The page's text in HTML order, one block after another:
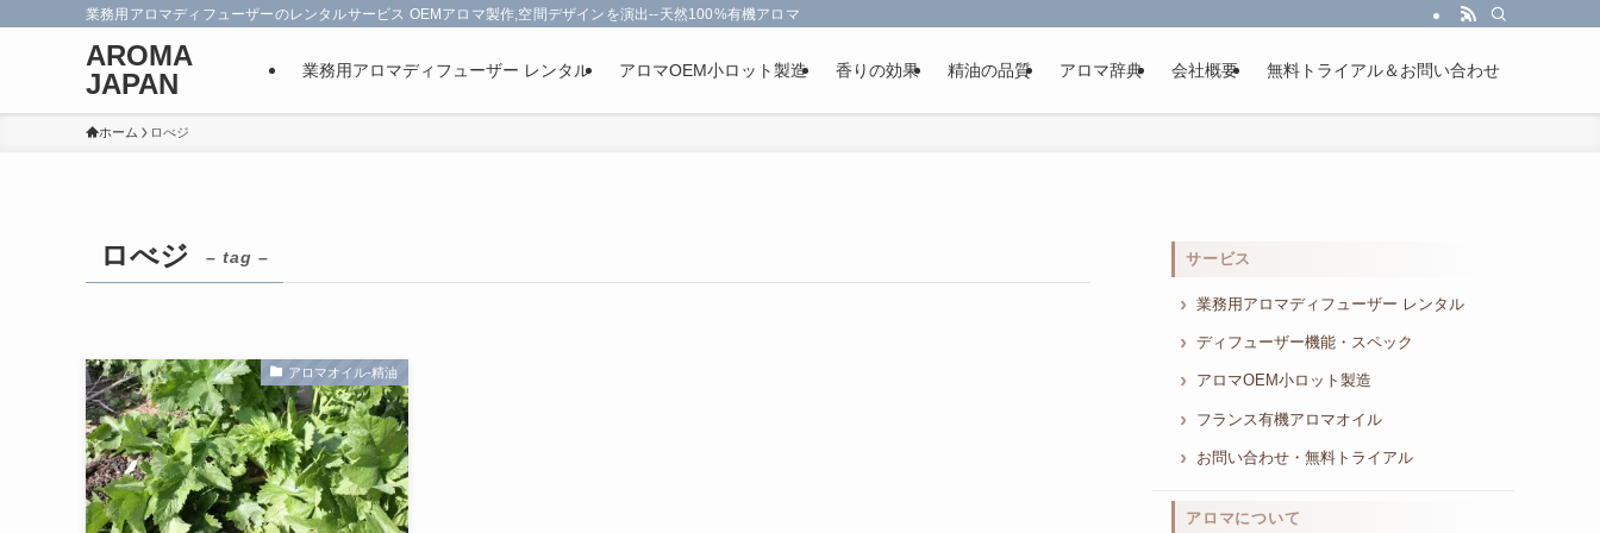
業務用アロマディフューザーのレンタルサービス OEMアロマ製作,空間デザインを演出--天然100%有機アロマオイルを使用-フランス政府認定
AROMA
JAPAN
業務用アロマディフューザー レンタル アロマOEM小ロット製造 香りの効果 精油の品質 アロマ辞典 会社概要 無料トライアル＆お問い合わせ
ホーム ロべジ
ロべジ – tag –
アロマオイル-精油
サービス
業務用アロマディフューザー レンタル
ディフューザー機能・スペック
アロマOEM小ロット製造
フランス有機アロマオイル
お問い合わせ・無料トライアル
アロマについて